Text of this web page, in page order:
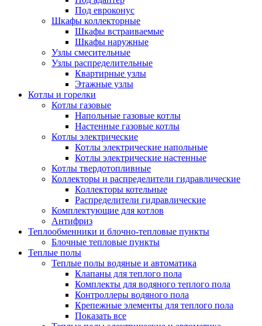
Под евроконус
Шкафы коллекторные
Шкафы встраиваемые
Шкафы наружные
Узлы смесительные
Узлы распределительные
Квартирные узлы
Этажные узлы
Котлы и горелки
Котлы газовые
Напольные газовые котлы
Настенные газовые котлы
Котлы электрические
Котлы электрические напольные
Котлы электрические настенные
Котлы твердотопливные
Коллекторы и распределители гидравлические
Коллекторы котельные
Распределители гидравлические
Комплектующие для котлов
Антифриз
Теплообменники и блочно-тепловые пункты
Блочные тепловые пункты
Теплые полы
Теплые полы водяные и автоматика
Клапаны для теплого пола
Комплекты для водяного теплого пола
Контроллеры водяного пола
Крепежные элементы для теплого пола
Показать все